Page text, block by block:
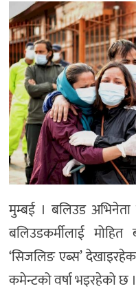
खेल
प्रविधि
भिडियो
मुम्बई । बलिउड
बलिउडकर्मीलाई
‘सिजलिङ एब्स’
कमेन्टको वर्षा भइरहेको छ ।